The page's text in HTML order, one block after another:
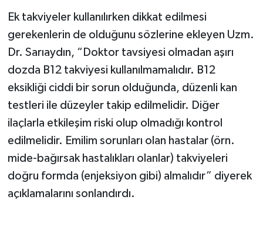
Ek takviyeler kullanılırken dikkat edilmesi
gerekenlerin de olduğunu sözlerine ekleyen Uzm.
Dr. Sarıaydın, “Doktor tavsiyesi olmadan aşırı
dozda B12 takviyesi kullanılmamalıdır. B12
eksikliği ciddi bir sorun olduğunda, düzenli kan
testleri ile düzeyler takip edilmelidir. Diğer
ilaçlarla etkileşim riski olup olmadığı kontrol
edilmelidir. Emilim sorunları olan hastalar (örn.
mide-bağırsak hastalıkları olanlar) takviyeleri
doğru formda (enjeksiyon gibi) almalıdır” diyerek
açıklamalarını sonlandırdı.